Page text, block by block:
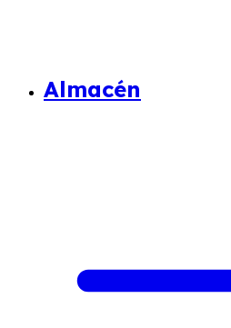
Almacén